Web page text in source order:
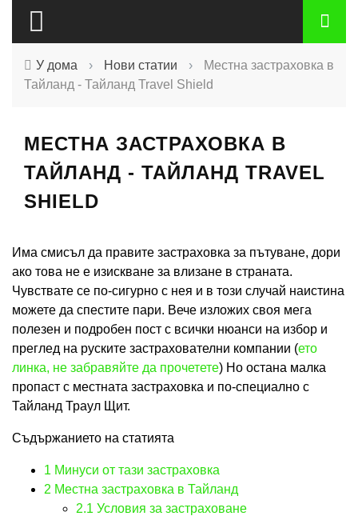
У дома › Нови статии ›
Местна застраховка в
Тайланд - Тайланд Travel Shield
МЕСТНА ЗАСТРАХОВКА В
ТАЙЛАНД - ТАЙЛАНД TRAVEL
SHIELD
Има смисъл да правите застраховка за пътуване, дори
ако това не е изискване за влизане в страната.
Чувствате се по-сигурно с нея и в този случай наистина
можете да спестите пари. Вече изложих своя мега
полезен и подробен пост с всички нюанси на избор и
преглед на руските застрахователни компании (ето
линка, не забравяйте да прочетете) Но остана малка
пропаст с местната застраховка и по-специално с
Тайланд Траул Щит.
Съдържанието на статията
1 Минуси от тази застраховка
2 Местна застраховка в Тайланд
2.1 Условия за застраховане